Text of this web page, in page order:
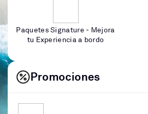
Paquetes Signature - Mejora
tu Experiencia a bordo
Promociones